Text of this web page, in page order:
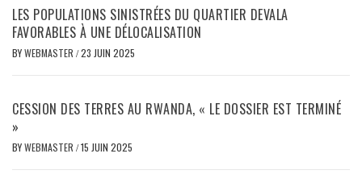
LES POPULATIONS SINISTRÉES DU QUARTIER DEVALA
FAVORABLES À UNE DÉLOCALISATION
BYWEBMASTER /23 JUIN 2025
CESSION DES TERRES AU RWANDA, « LE DOSSIER EST TERMINÉ
»
BYWEBMASTER /15 JUIN 2025